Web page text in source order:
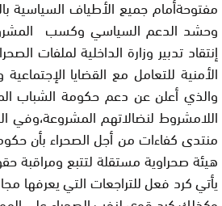
مفتوحةأمام جميع الأطياف السياسية
وحشد الدعم السياسي وكسب
إنتقاد تدبير وزارة الداخليةلملفات
الأمنية للتعامل مع القضايا
والذي أعلن عن دعم حكومة الشباب
اللامشروط لنضالاتهم المشروعة،وفي
منتدى كفاءات من أجل الصحراء بأن
هيئة صحراوية مستقلة لتتبع ومراقبة
يأتي كرد فعل للتراجعات التي يعرفها